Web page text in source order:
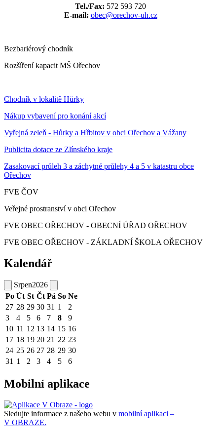
Tel./Fax: 572 593 720
E-mail: obec@orechov-uh.cz
Bezbariérový chodník
Rozšíření kapacit MŠ Ořechov
Chodník v lokalitě Hůrky
Nákup vybavení pro konání akcí
Vyřejná zeleň - Hůrky a Hřbitov v obci Ořechov a Vážany
Publicita dotace ze Zlínského kraje
Zasakovací průleh 3 a záchytné průlehy 4 a 5 v katastru obce
Ořechov
FVE ČOV
Veřejné prostranství v obci Ořechov
FVE OBEC OŘECHOV - OBECNÍ ÚŘAD OŘECHOV
FVE OBEC OŘECHOV - ZÁKLADNÍ ŠKOLA OŘECHOV
Kalendář
Srpen2026
Po Út St Čt Pá So Ne
27 28 29 30 31 1
2
3
4 5 6 7 8
9
10 11 12 13 14 15 16
17 18 19 20 21 22 23
24 25 26 27 28 29 30
31 1 2 3 4 5 6
Mobilní aplikace
Sledujte informace z našeho webu v mobilní aplikaci –
V OBRAZE.